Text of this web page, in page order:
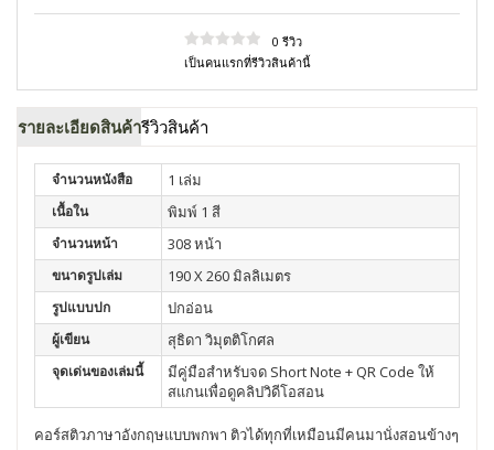
0 รีวิว
เป็นคนแรกที่รีวิวสินค้านี้
รายละเอียดสินค้ารีวิวสินค้า
จำนวนหนังสือ 1 เล่ม
เนื้อใน พิมพ์ 1 สี
จำนวนหน้า 308 หน้า
ขนาดรูปเล่ม 190 X 260 มิลลิเมตร
รูปแบบปก ปกอ่อน
ผู้เขียน สุธิดา วิมุตติโกศล
จุดเด่นของเล่มนี้
มีคู่มือสำหรับจด Short Note + QR Code ให้
สแกนเพื่อดูคลิปวิดีโอสอน
คอร์สติวภาษาอังกฤษแบบพกพา ติวได้ทุกที่เหมือนมีคนมานั่งสอนข้างๆ